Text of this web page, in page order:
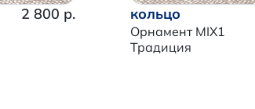
2 800 р. кольцо
Орнамент MIX1
Традиция